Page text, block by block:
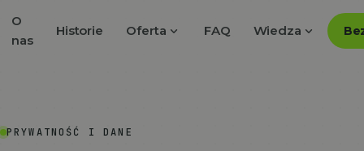
O
nas
Historie Oferta expand_more FAQ Wiedza expand_more
PRYWATNOŚĆ I DANE